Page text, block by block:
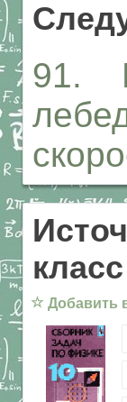
91.
☆ Добавить